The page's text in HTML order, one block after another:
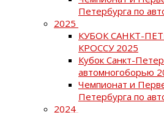
Петербурга по
2025
КУБОК САНКТ-
КРОССУ 2025
Кубок Санкт-
автомногоборью
Чемпионат и
Петербурга по
2024